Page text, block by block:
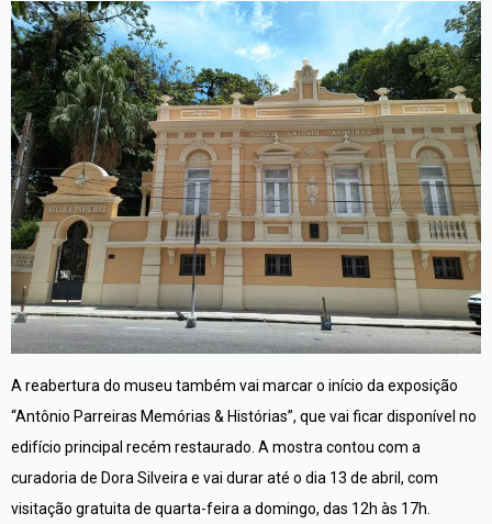
A reabertura do museu também vai marcar o início da exposição
“Antônio Parreiras Memórias & Histórias”, que vai ficar disponível no
edifício principal recém restaurado. A mostra contou com a
curadoria de Dora Silveira e vai durar até o dia 13 de abril, com
visitação gratuita de quarta-feira a domingo, das 12h às 17h.